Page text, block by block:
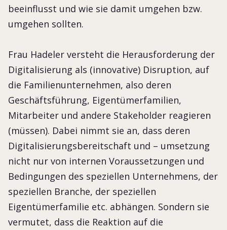
beeinflusst und wie sie damit umgehen bzw.
umgehen sollten.
Frau Hadeler versteht die Herausforderung der
Digitalisierung als (innovative) Disruption, auf
die Familienunternehmen, also deren
Geschäftsführung, Eigentümerfamilien,
Mitarbeiter und andere Stakeholder reagieren
(müssen). Dabei nimmt sie an, dass deren
Digitalisierungsbereitschaft und – umsetzung
nicht nur von internen Voraussetzungen und
Bedingungen des speziellen Unternehmens, der
speziellen Branche, der speziellen
Eigentümerfamilie etc. abhängen. Sondern sie
vermutet, dass die Reaktion auf die